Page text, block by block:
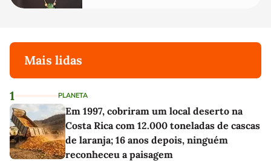
Mais lidas
1 PLANETA
Em 1997, cobriram um local deserto na
Costa Rica com 12.000 toneladas de cascas
de laranja; 16 anos depois, ninguém
reconheceu a paisagem